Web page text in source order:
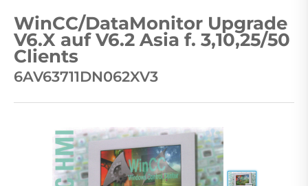
WinCC/DataMonitor Upgrade
V6.X auf V6.2 Asia f. 3,10,25/50
Clients
6AV63711DN062XV3